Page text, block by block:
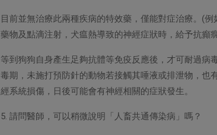
目前並無治療此兩種疾病的特效藥，僅能對症治療。(
藥物及點滴注射，犬瘟熱導致的神經症狀時，給予抗癲
等到狗狗自身產生足夠抗體等免疫反應後，才可耐過病
毒期，未施打預防針的動物若接觸其唾液或排泄物，也
經系統損傷，日後可能會有神經相關的症狀發生。
5. 請問醫師，可以稍微說明「人畜共通傳染病」嗎？